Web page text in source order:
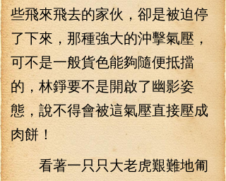
些飛來飛去的家伙，卻是被迫停
了下來，那種強大的沖擊氣壓，
可不是一般貨色能夠隨便抵擋
的，林錚要不是開啟了幽影姿
態，說不得會被這氣壓直接壓成
肉餅！
看著一只只大老虎艱難地匍